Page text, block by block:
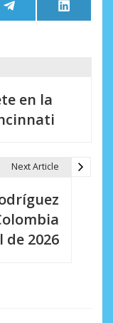
Compartir
en
Telegram
en
LinkedIn
en la
Next Article
2026